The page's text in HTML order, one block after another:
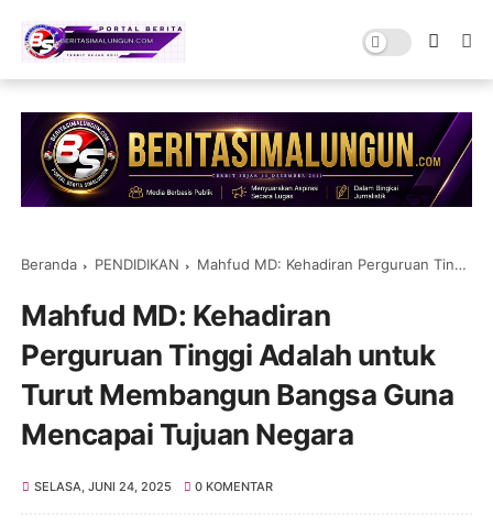
Beranda PENDIDIKAN Mahfud MD: Kehadiran Perguruan Tinggi Adalah untuk Turut Membangun Bangsa Guna Mencapai Tujuan Negara
Mahfud MD: Kehadiran
Perguruan Tinggi Adalah untuk
Turut Membangun Bangsa Guna
Mencapai Tujuan Negara
SELASA, JUNI 24, 2025 0 KOMENTAR